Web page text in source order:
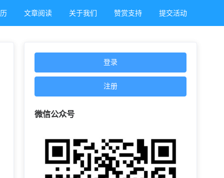
文章阅读 关于我们 赞赏支持 提交活动
登录
注册
微信公众号